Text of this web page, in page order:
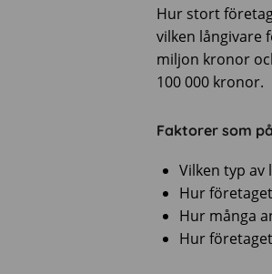
Hur stort
vilken långivare
miljon kronor
100 000 kronor.
Faktorer som
Vilken typ
Hur
Hur många
Hur